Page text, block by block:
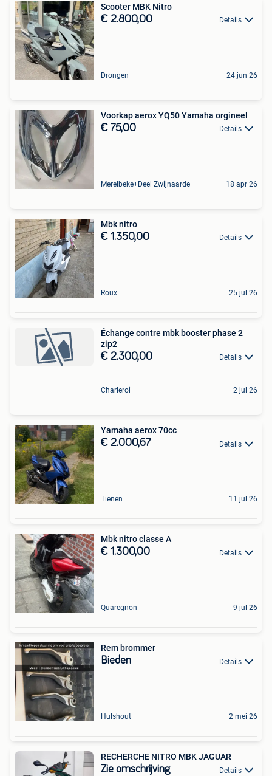
Scooter MBK Nitro
€ 2.800,00 Details
Drongen 24 jun 26
Voorkap aerox YQ50 Yamaha orgineel
€ 75,00 Details
Merelbeke+Deel Zwijnaarde 18 apr 26
Mbk nitro
€ 1.350,00 Details
Roux 25 jul 26
Échange contre mbk booster phase 2
zip2
€ 2.300,00 Details
Charleroi 2 jul 26
Yamaha aerox 70cc
€ 2.000,67 Details
Tienen 11 jul 26
Mbk nitro classe A
€ 1.300,00 Details
Quaregnon 9 jul 26
Rem brommer
Bieden Details
Hulshout 2 mei 26
RECHERCHE NITRO MBK JAGUAR
Zie omschrijving Details